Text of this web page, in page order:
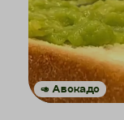
🥑 Авокадо